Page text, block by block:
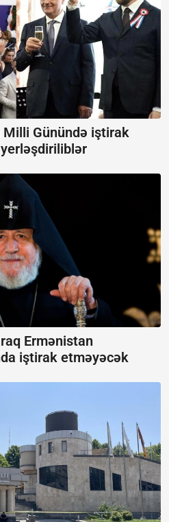
Milli Günündə iştirak
Ermənistan
iştirak etməyəcək